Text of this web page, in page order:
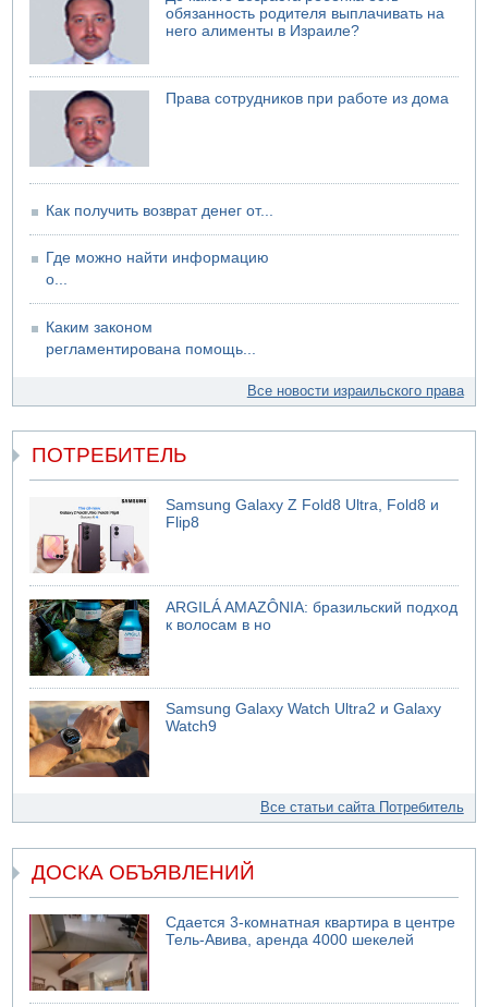
обязанность родителя выплачивать на
него алименты в Израиле?
Права сотрудников при работе из дома
Как получить возврат денег от...
Где можно найти информацию
о...
Каким законом
регламентирована помощь...
Все новости израильского права
ПОТРЕБИТЕЛЬ
Samsung Galaxy Z Fold8 Ultra, Fold8 и
Flip8
ARGILÁ AMAZÔNIA: бразильский подход
к волосам в но
Samsung Galaxy Watch Ultra2 и Galaxy
Watch9
Все статьи сайта Потребитель
ДОСКА ОБЪЯВЛЕНИЙ
Сдается 3-комнатная квартира в центре
Тель-Авива, аренда 4000 шекелей